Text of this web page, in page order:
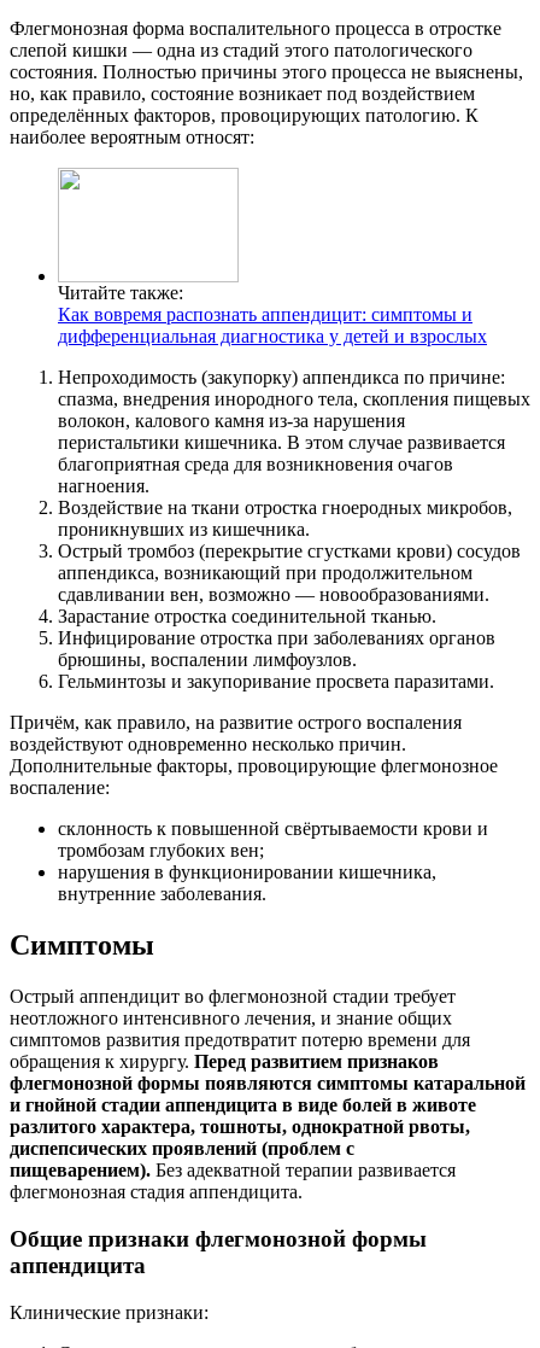
Флегмонозная форма воспалительного процесса в отростке
слепой кишки — одна из стадий этого патологического
состояния. Полностью причины этого процесса не выяснены,
но, как правило, состояние возникает под воздействием
определённых факторов, провоцирующих патологию. К
наиболее вероятным относят:
Читайте также:
Как вовремя распознать аппендицит: симптомы и
дифференциальная диагностика у детей и взрослых
Непроходимость (закупорку) аппендикса по причине:
спазма, внедрения инородного тела, скопления пищевых
волокон, калового камня из-за нарушения
перистальтики кишечника. В этом случае развивается
благоприятная среда для возникновения очагов
нагноения.
Воздействие на ткани отростка гноеродных микробов,
проникнувших из кишечника.
Острый тромбоз (перекрытие сгустками крови) сосудов
аппендикса, возникающий при продолжительном
сдавливании вен, возможно — новообразованиями.
Зарастание отростка соединительной тканью.
Инфицирование отростка при заболеваниях органов
брюшины, воспалении лимфоузлов.
Гельминтозы и закупоривание просвета паразитами.
Причём, как правило, на развитие острого воспаления
воздействуют одновременно несколько причин.
Дополнительные факторы, провоцирующие флегмонозное
воспаление:
склонность к повышенной свёртываемости крови и
тромбозам глубоких вен;
нарушения в функционировании кишечника,
внутренние заболевания.
Симптомы
Острый аппендицит во флегмонозной стадии требует
неотложного интенсивного лечения, и знание общих
симптомов развития предотвратит потерю времени для
обращения к хирургу. Перед развитием признаков
флегмонозной формы появляются симптомы катаральной
и гнойной стадии аппендицита в виде болей в животе
разлитого характера, тошноты, однократной рвоты,
диспепсических проявлений (проблем с
пищеварением). Без адекватной терапии развивается
флегмонозная стадия аппендицита.
Общие признаки флегмонозной формы
аппендицита
Клинические признаки: